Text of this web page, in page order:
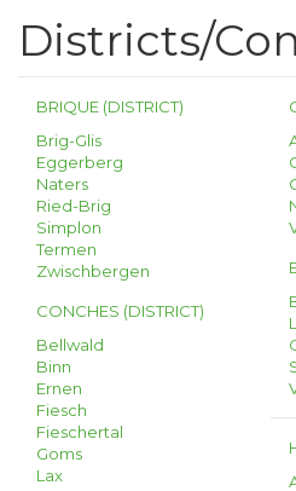
Districts/
BRIQUE (DISTRICT)
Brig-Glis
Eggerberg
Naters
Ried-Brig
Simplon
Termen
Zwischbergen
CONCHES (DISTRICT)
Bellwald
Binn
Ernen
Fiesch
Fieschertal
Goms
Lax